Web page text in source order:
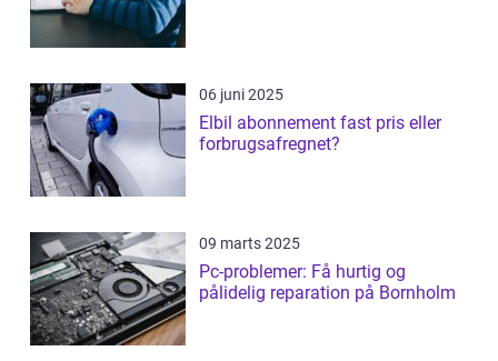
06 juni 2025
Elbil abonnement fast pris eller
forbrugsafregnet?
09 marts 2025
Pc-problemer: Få hurtig og
pålidelig reparation på Bornholm